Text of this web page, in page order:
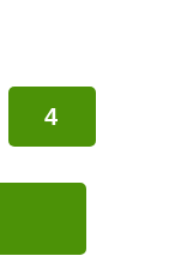
4